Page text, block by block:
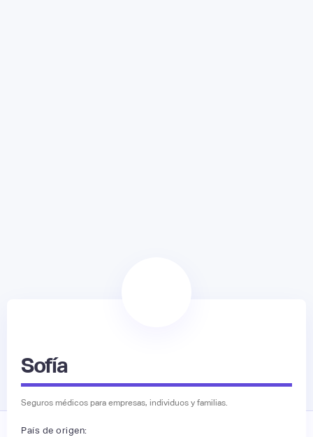
Sofía
Seguros médicos para empresas, individuos y familias.
País de origen: